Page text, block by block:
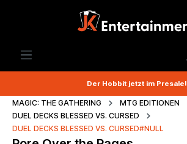
Der Hobbit jetzt im Presale!
MAGIC: THE GATHERING
MTG EDITIONEN
DUEL DECKS BLESSED VS. CURSED
DUEL DECKS BLESSED VS. CURSED#NULL